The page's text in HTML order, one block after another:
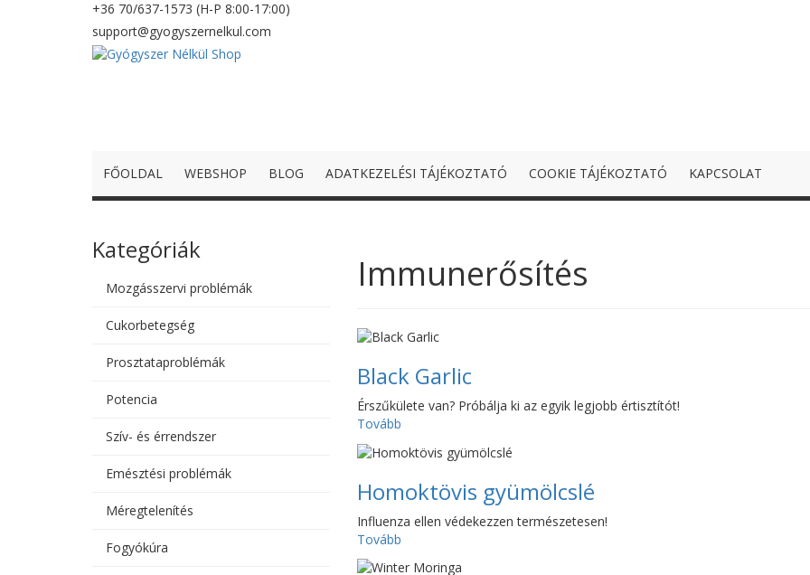
+36 70/637-1573 (H-P 8:00-17:00)
support@gyogyszernelkul.com
FŐOLDAL WEBSHOP BLOG ADATKEZELÉSI TÁJÉKOZTATÓ COOKIE TÁJÉKOZTATÓ KAPCSOLAT
Immunerősítés
Black Garlic
Érszűkülete van? Próbálja ki az egyik legjobb értisztítót!
Tovább
Homoktövis gyümölcslé
Influenza ellen védekezzen természetesen!
Tovább
Kategóriák
Mozgásszervi problémák
Cukorbetegség
Prosztataproblémák
Potencia
Szív- és érrendszer
Emésztési problémák
Méregtelenítés
Fogyókúra